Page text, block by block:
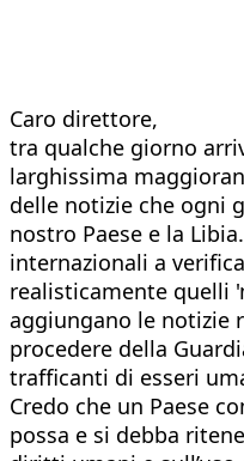
Caro direttore,
tra qualche giorno
larghissima
delle notizie che ogni
nostro Paese e la
internazionali a
realisticamente quelli
aggiungano le notizie
procedere della
trafficanti di esseri
Credo che un Paese
possa e si debba